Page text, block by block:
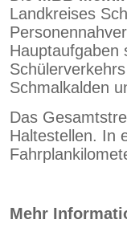
Landkreises
Hauptaufgaben
Schmalkalden
Das
Haltestellen. In
Mehr